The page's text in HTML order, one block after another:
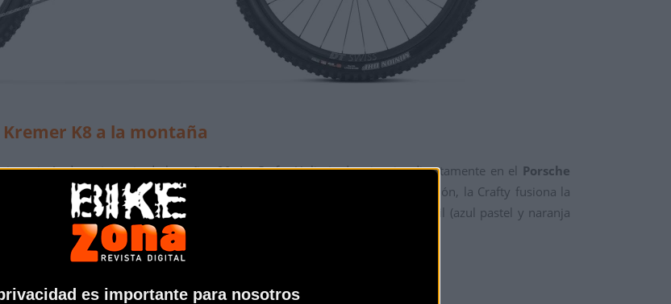
es importante para nosotros
K8 a la montaña
de resistencia de los años 90. La Crafty Unlimited se inspira directamente en el Porsche
bajo la estética icónica de Gulf. Al igual que aquel vehículo de competición, la Crafty fusiona la
Cada unidad estápintada a mano
con los colores originales de Gulf Oil (azul pastel y naranja
Daytona.